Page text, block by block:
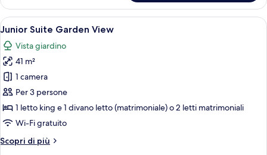
Junior
Suite
Ocean
Front
Apri
tutte
le
foto
per
Junior
Suite
Garden
Una camera d'albergo con un letto
5
Junior Suite Garden View
Vista giardino
41 m²
1 camera
Per 3 persone
1 letto king e 1 divano letto (matrimoniale) o 2 letti matrimoniali
Wi-Fi gratuito
Scopri di più
Altri